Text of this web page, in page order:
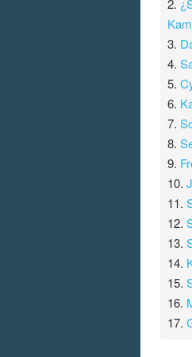
2.
3.
4.
5.
6.
7.
8.
9.
10.
11.
12.
13.
14.
15.
16.
17.